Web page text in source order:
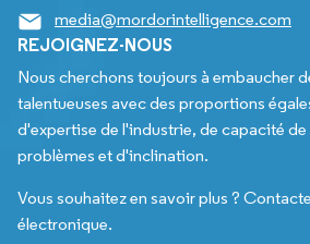
media@mordorintelligence.com
REJOIGNEZ-NOUS
Nous cherchons toujours à embaucher
talentueuses avec des proportions
d'expertise de l'industrie, de capacité
problèmes et d'inclination.
Vous souhaitez en savoir plus ?
électronique.